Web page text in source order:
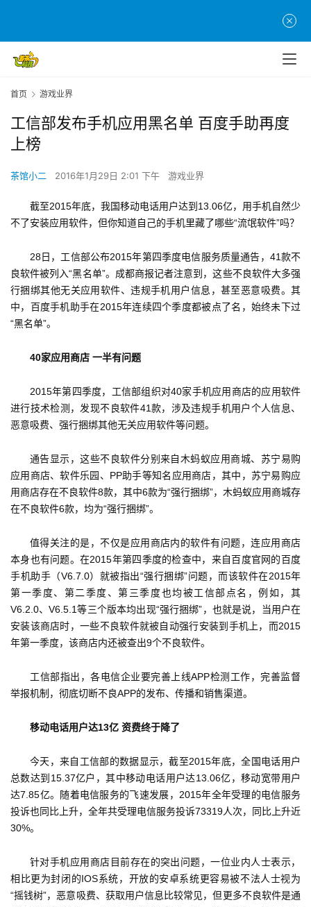
游
创
游
戏
业
界
机
机
游
戏
闲
游
首页 游戏业界
工信部发布手机应用黑名单 百度手助再度
上榜
茶馆小二 2016年1月29日 2:01 下午 游戏业界
截至2015年底，我国移动电话用户达到13.06亿，用手机自然少
不了安装应用软件，但你知道自己的手机里藏了哪些“流氓软件”吗？
28日，工信部公布2015年第四季度电信服务质量通告，41款不
良软件被列入“黑名单”。成都商报记者注意到，这些不良软件大多强
行捆绑其他无关应用软件、违规手机用户信息，甚至恶意吸费。其
中，百度手机助手在2015年连续四个季度都被点了名，始终未下过
“黑名单”。
40家应用商店 一半有问题
2015年第四季度，工信部组织对40家手机应用商店的应用软件
进行技术检测，发现不良软件41款，涉及违规手机用户个人信息、
恶意吸费、强行捆绑其他无关应用软件等问题。
通告显示，这些不良软件分别来自木蚂蚁应用商城、苏宁易购
应用商店、软件乐园、PP助手等知名应用商店，其中，苏宁易购应
用商店存在不良软件8款，其中6款为“强行捆绑”，木蚂蚁应用商城存
在不良软件6款，均为“强行捆绑”。
值得关注的是，不仅是应用商店内的软件有问题，连应用商店
本身也有问题。在2015年第四季度的检查中，来自百度官网的百度
手机助手（V6.7.0）就被指出“强行捆绑”问题，而该软件在2015年
第一季度、第二季度、第三季度也均被工信部点名，例如，其
V6.2.0、V6.5.1等三个版本均出现“强行捆绑”，也就是说，当用户在
安装该商店时，一些不良软件就被自动强行安装到手机上，而2015
年第一季度，该商店内还被查出9个不良软件。
工信部指出，各电信企业要完善上线APP检测工作，完善监督
举报机制，彻底切断不良APP的发布、传播和销售渠道。
移动电话用户达13亿 资费终于降了
今天，来自工信部的数据显示，截至2015年底，全国电话用户
总数达到15.37亿户，其中移动电话用户达13.06亿，移动宽带用户
达7.85亿。随着电信服务的飞速发展，2015年全年受理的电信服务
投诉也同比上升，全年共受理电信服务投诉73319人次，同比上升近
30%。
针对手机应用商店目前存在的突出问题，一位业内人士表示，
相比更为封闭的IOS系统，开放的安卓系统更容易被不法人士视为
“摇钱树”，恶意吸费、获取用户信息比较常见，但更多不良软件是通